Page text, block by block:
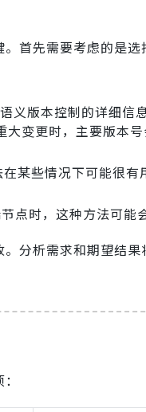
首先需要考虑的是选
义版本控制的详细信
变更时，主要版本
某些情况下可能很
点时，这种方法可能
分析需求和期望结果